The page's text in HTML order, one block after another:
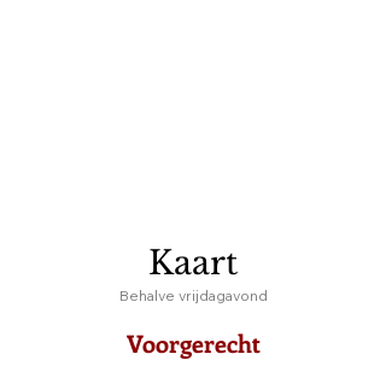
Kaart
Behalve vrijdagavond
Voorgerecht